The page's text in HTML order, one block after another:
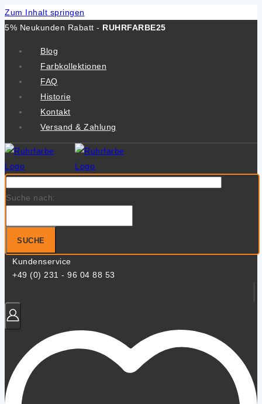
Zum Inhalt springen
5% Neukunden Rabatt - RUHRFARBE25
Blog
Farbkollektionen
FAQ
Historie
Kontakt
Versand & Zahlung
Suche nach:
SUCHE
Kundenservice
+49 (0) 231 - 96 04 88 53